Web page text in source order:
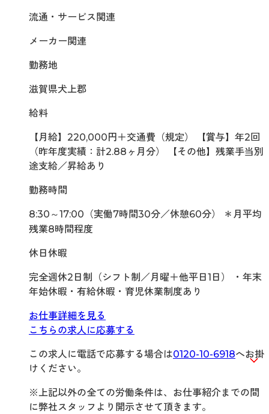
流通・サービス関連
メーカー関連
勤務地
滋賀県犬上郡
給料
【月給】220,000円＋交通費（規定） 【賞与】年2回
（昨年度実績：計2.88ヶ月分） 【その他】残業手当別
途支給／昇給あり
勤務時間
8:30～17:00（実働7時間30分／休憩60分） ＊月平均
残業8時間程度
休日休暇
完全週休2日制（シフト制／月曜＋他平日1日） ・年末
年始休暇・有給休暇・育児休業制度あり
お仕事詳細を見る
こちらの求人に応募する
この求人に電話で応募する場合は0120-10-6918へお掛
けください。
※上記以外の全ての労働条件は、お仕事紹介までの間
に弊社スタッフより開示させて頂きます。